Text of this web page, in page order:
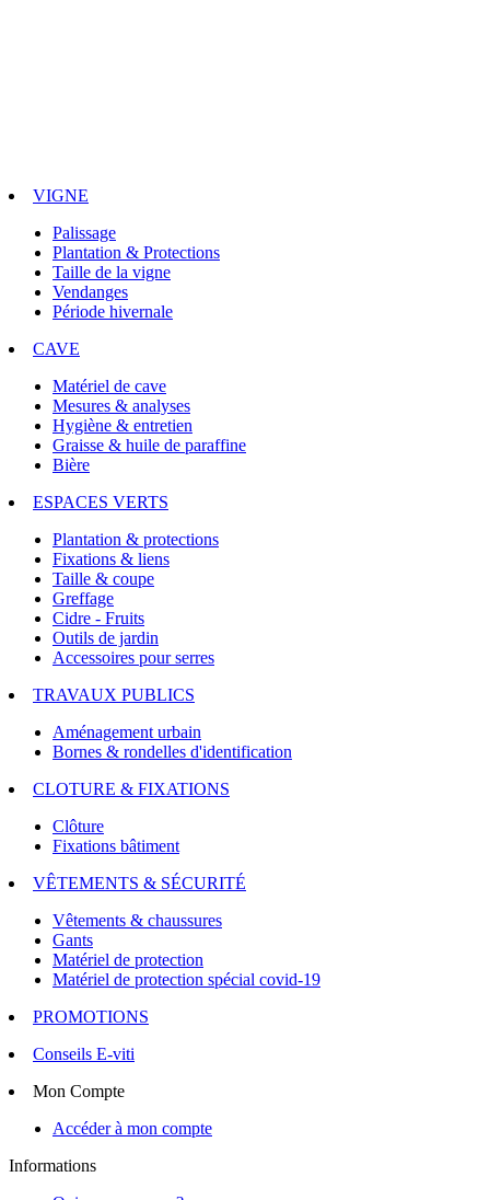
VIGNE
Palissage
Plantation & Protections
Taille de la vigne
Vendanges
Période hivernale
CAVE
Matériel de cave
Mesures & analyses
Hygiène & entretien
Graisse & huile de paraffine
Bière
ESPACES VERTS
Plantation & protections
Fixations & liens
Taille & coupe
Greffage
Cidre - Fruits
Outils de jardin
Accessoires pour serres
TRAVAUX PUBLICS
Aménagement urbain
Bornes & rondelles d'identification
CLOTURE & FIXATIONS
Clôture
Fixations bâtiment
VÊTEMENTS & SÉCURITÉ
Vêtements & chaussures
Gants
Matériel de protection
Matériel de protection spécial covid-19
PROMOTIONS
Conseils E-viti
Mon Compte
Accéder à mon compte
Informations